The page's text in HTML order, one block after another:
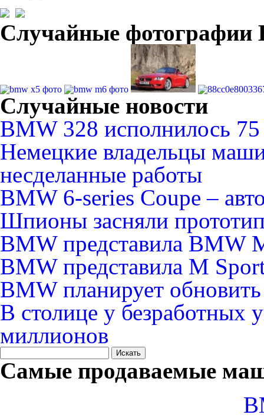
Случайные фотографии
Случайные новости
BMW 328 исполнилось 75
Немецкие владельцы
несделанные работы
BMW 6-series Сoupe –
Шпионы засняли
BMW представила BMW
BMW представила M
BMW планирует
В столице у безработных
миллионов
Самые продаваемые